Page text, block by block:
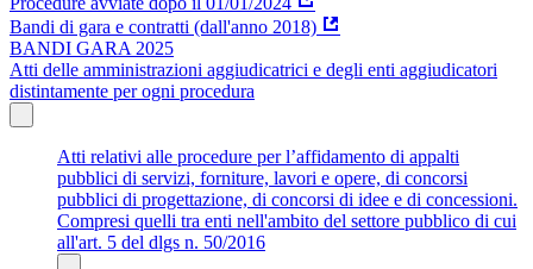
Bandi di gara e contratti (dall'anno 2018)
BANDI GARA 2025
Atti delle amministrazioni aggiudicatrici e degli enti aggiudicatori
distintamente per ogni procedura
Atti relativi alle procedure per l’affidamento di appalti
pubblici di servizi, forniture, lavori e opere, di concorsi
pubblici di progettazione, di concorsi di idee e di concessioni.
Compresi quelli tra enti nell'ambito del settore pubblico di cui
all'art. 5 del dlgs n. 50/2016